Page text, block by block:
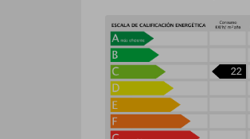
22